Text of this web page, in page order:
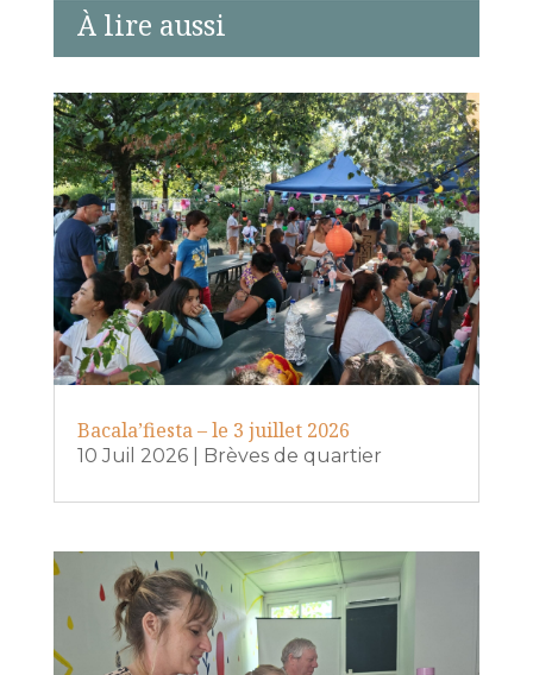
À lire aussi
Bacala’fiesta – le 3 juillet 2026
10 Juil 2026| Brèves de quartier